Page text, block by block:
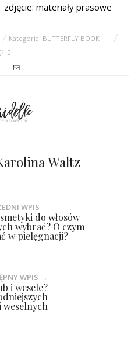
zdjęcie: materiały prasowe
Kategoria: BUTTERFLY BOOK
0
Waltz
WPIS
do włosów
wybrać? O czym
w pielęgnacji?
WPIS →
i wesele?
weselnych